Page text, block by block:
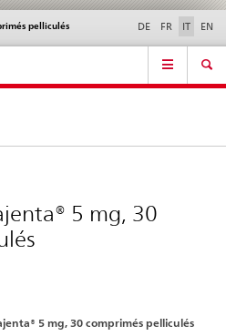
Contatto | Supporto &
aiuto
pelliculés DE FR IT EN
5 mg, 30
5 mg, 30 comprimés pelliculés